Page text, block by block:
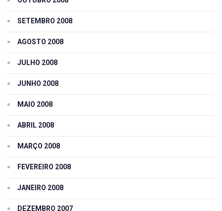
SETEMBRO 2008
AGOSTO 2008
JULHO 2008
JUNHO 2008
MAIO 2008
ABRIL 2008
MARÇO 2008
FEVEREIRO 2008
JANEIRO 2008
DEZEMBRO 2007